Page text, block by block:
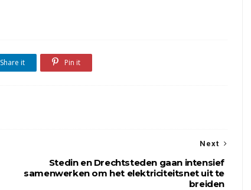
Share it Pin it
Next
Stedin en Drechtsteden gaan intensief
samenwerken om het elektriciteitsnet uit te
breiden